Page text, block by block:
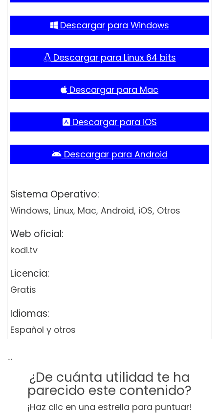
Descargar para Windows
Descargar para Linux 64 bits
Descargar para Mac
Descargar para iOS
Descargar para Android
Sistema Operativo:
Windows, Linux, Mac, Android, iOS, Otros
Web oficial:
kodi.tv
Licencia:
Gratis
Idiomas:
Español y otros
…
¿De cuánta utilidad te ha
parecido este contenido?
¡Haz clic en una estrella para puntuar!